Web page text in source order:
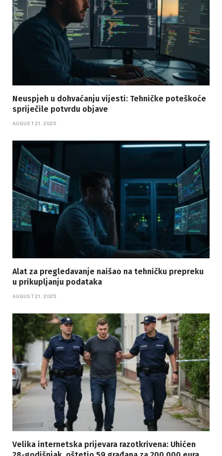
Neuspjeh u dohvaćanju vijesti: Tehničke poteškoće
spriječile potvrdu objave
AUGUST 21, 2025
Alat za pregledavanje naišao na tehničku prepreku
u prikupljanju podataka
AUGUST 21, 2025
Velika internetska prijevara razotkrivena: Uhićen